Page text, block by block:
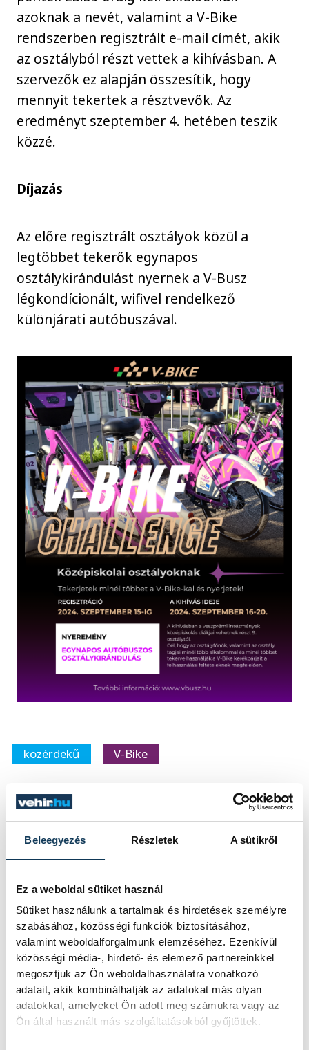
Beleegyezés Részletek A sütikről
Ez a weboldal sütiket használ
Sütiket használunk a tartalmak és hirdetések személyre
szabásához, közösségi funkciók biztosításához,
valamint weboldalforgalmunk elemzéséhez. Ezenkívül
közösségi média-, hirdető- és elemező partnereinkkel
megosztjuk az Ön weboldalhasználatra vonatkozó
adatait, akik kombinálhatják az adatokat más olyan
adatokkal, amelyeket Ön adott meg számukra vagy az
Ön által használt más szolgáltatásokból gyűjtöttek.
azoknak a nevét, valamint a V-Bike
rendszerben regisztrált e-mail címét, akik
az osztályból részt vettek a kihívásban. A
szervezők ez alapján összesítik, hogy
mennyit tekertek a résztvevők. Az
eredményt szeptember 4. hetében teszik
közzé.
Díjazás
Az előre regisztrált osztályok közül a
legtöbbet tekerők egynapos
osztálykirándulást nyernek a V-Busz
légkondícionált, wifivel rendelkező
különjárati autóbuszával.
közérdekű V-Bike
vehir.hu